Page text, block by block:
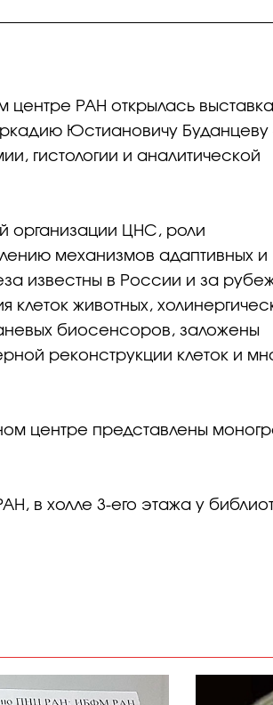
центре РАН открылась
Юстиановичу Буданцеву
гистологии и аналитической
организации ЦНС, роли
механизмов адаптивных и
известны в России и за
животных,
биосенсоров, заложены
реконструкции клеток и
центре представлены
в холле 3-его этажа у